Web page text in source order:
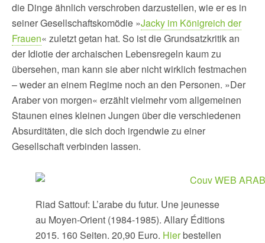
die Dinge ähnlich verschroben darzustellen, wie er es in
seiner Gesellschaftskomödie »Jacky im Königreich der
Frauen« zuletzt getan hat. So ist die Grundsatzkritik an
der Idiotie der archaischen Lebensregeln kaum zu
übersehen, man kann sie aber nicht wirklich festmachen
– weder an einem Regime noch an den Personen. »Der
Araber von morgen« erzählt vielmehr vom allgemeinen
Staunen eines kleinen Jungen über die verschiedenen
Absurditäten, die sich doch irgendwie zu einer
Gesellschaft verbinden lassen.
Riad Sattouf: L’arabe du futur. Une jeunesse
au Moyen-Orient (1984-1985). Allary Éditions
2015. 160 Seiten. 20,90 Euro. Hierbestellen